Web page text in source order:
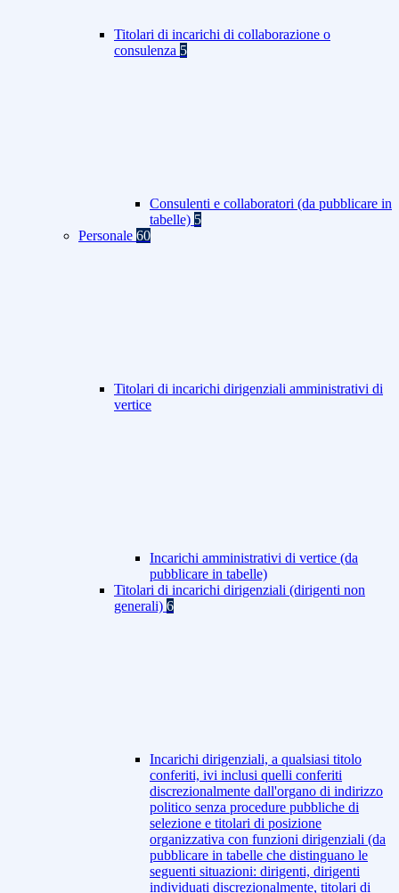
Titolari di incarichi di collaborazione o
consulenza 5
Consulenti e collaboratori (da pubblicare in
tabelle) 5
Personale 60
Titolari di incarichi dirigenziali amministrativi di
vertice
Incarichi amministrativi di vertice (da
pubblicare in tabelle)
Titolari di incarichi dirigenziali (dirigenti non
generali) 6
Incarichi dirigenziali, a qualsiasi titolo
conferiti, ivi inclusi quelli conferiti
discrezionalmente dall'organo di indirizzo
politico senza procedure pubbliche di
selezione e titolari di posizione
organizzativa con funzioni dirigenziali (da
pubblicare in tabelle che distinguano le
seguenti situazioni: dirigenti, dirigenti
individuati discrezionalmente, titolari di